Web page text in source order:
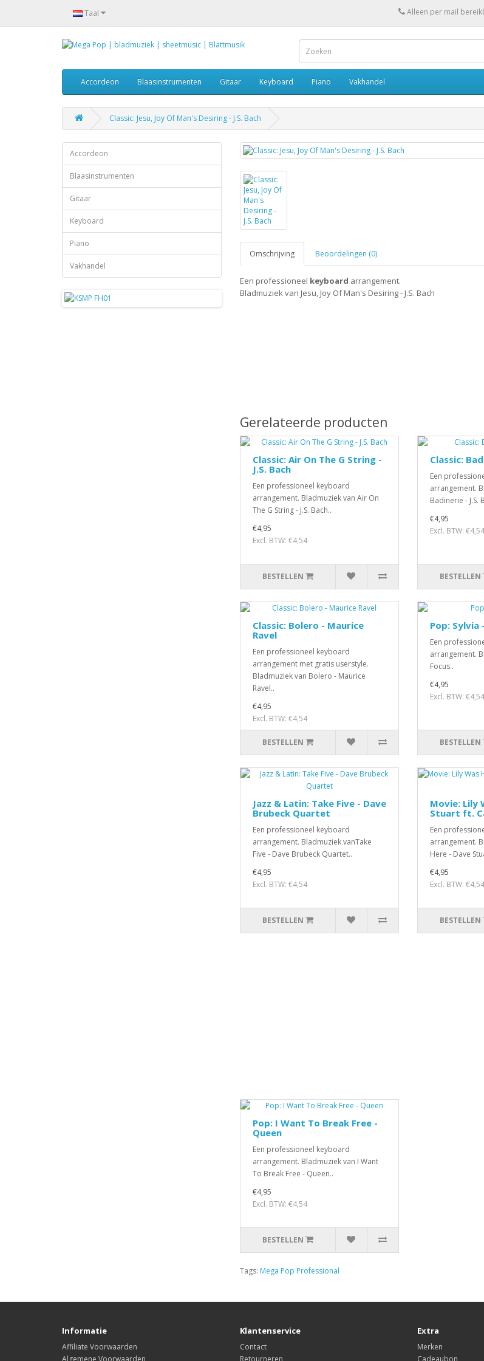
Taal Alleen per mail
Accordeon Blaasinstrumenten Gitaar Keyboard Piano Vakhandel
Classic: Jesu, Joy Of Man's Desiring - J.S. Bach
Accordeon
Blaasinstrumenten
Gitaar
Keyboard
Piano
Vakhandel
Omschrijving Beoordelingen (0)
Een professioneel keyboard arrangement.
Bladmuziek van Jesu, Joy Of Man's Desiring - J.S. Bach
Gerelateerde producten
Classic: Air On The G String -
J.S. Bach
Een professioneel keyboard
arrangement. Bladmuziek van Air On
The G String - J.S. Bach..
€4,95
Excl. BTW: €4,54
BESTELLEN
Classic:
Een
arrangement.
Badinerie - J.S.
€4,95
Excl. BTW: €4,54
BESTELLEN
Classic: Bolero - Maurice
Ravel
Een professioneel keyboard
arrangement met gratis userstyle.
Bladmuziek van Bolero - Maurice
Ravel..
€4,95
Excl. BTW: €4,54
BESTELLEN
Pop: Sylvia
Een
arrangement.
Focus..
€4,95
Excl. BTW: €4,54
BESTELLEN
Jazz & Latin: Take Five - Dave
Brubeck Quartet
Een professioneel keyboard
arrangement. Bladmuziek vanTake
Five - Dave Brubeck Quartet..
€4,95
Excl. BTW: €4,54
BESTELLEN
Movie: Lily
Stuart ft.
Een
arrangement.
Here - Dave
€4,95
Excl. BTW: €4,54
BESTELLEN
Pop: I Want To Break Free -
Queen
Een professioneel keyboard
arrangement. Bladmuziek van I Want
To Break Free - Queen..
€4,95
Excl. BTW: €4,54
BESTELLEN
Tags: Mega Pop Professional
Informatie
Affiliate Voorwaarden
Algemene Voorwaarden
Klantenservice
Contact
Retourneren
Extra
Merken
Cadeaubon